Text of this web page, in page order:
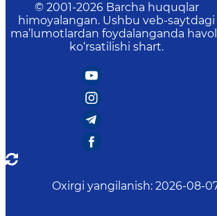
© 2001-2026 Barcha huquqlar
himoyalangan. Ushbu veb-saytdagi
ma’lumotlardan foydalanganda
ko‘rsatilishi shart.
Oxirgi yangilanish: 2026-08-07